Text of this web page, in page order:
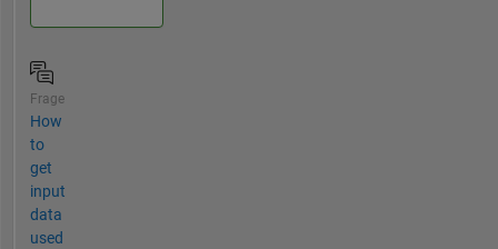
Frage
How
to
get
input
data
used